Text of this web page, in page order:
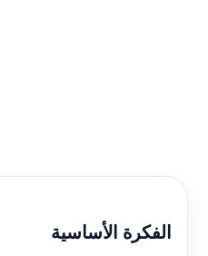
الفكرة الأساسية